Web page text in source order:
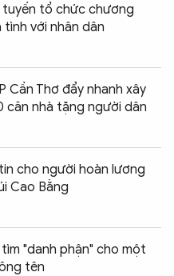
tuyến tổ chức chương
tình với nhân dân
Cần Thơ đẩy nhanh xây
căn nhà tặng người dân
cho người hoàn lương
Cao Bằng
"danh phận" cho một
tên